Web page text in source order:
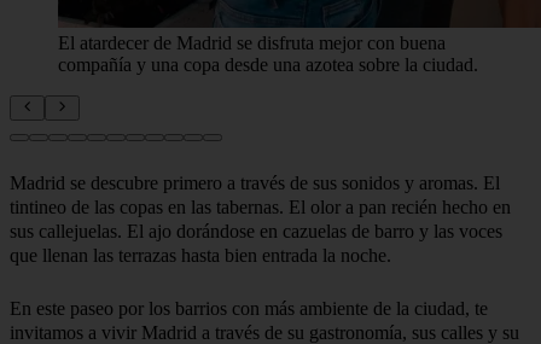
El atardecer de Madrid se disfruta mejor con buena
compañía y una copa desde una azotea sobre la ciudad.
Madrid se descubre primero a través de sus sonidos y aromas. El
tintineo de las copas en las tabernas. El olor a pan recién hecho en
sus callejuelas. El ajo dorándose en cazuelas de barro y las voces
que llenan las terrazas hasta bien entrada la noche.
En este paseo por los barrios con más ambiente de la ciudad, te
invitamos a vivir Madrid a través de su gastronomía, sus calles y su